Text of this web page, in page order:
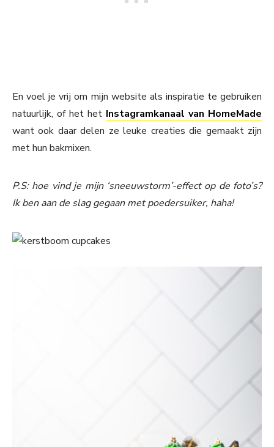
En voel je vrij om mijn website als inspiratie te gebruiken
natuurlijk, of het het Instagramkanaal van HomeMade
want ook daar delen ze leuke creaties die gemaakt zijn
met hun bakmixen.
P.S: hoe vind je mijn ‘sneeuwstorm’-effect op de foto’s?
Ik ben aan de slag gegaan met poedersuiker, haha!